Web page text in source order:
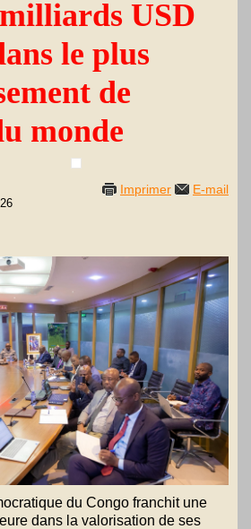
USD
le plus
de
monde
Imprimer E-mail
du Congo franchit une
dans la valorisation de ses